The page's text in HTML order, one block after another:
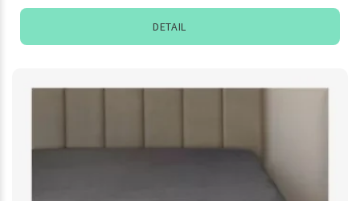
DETAIL